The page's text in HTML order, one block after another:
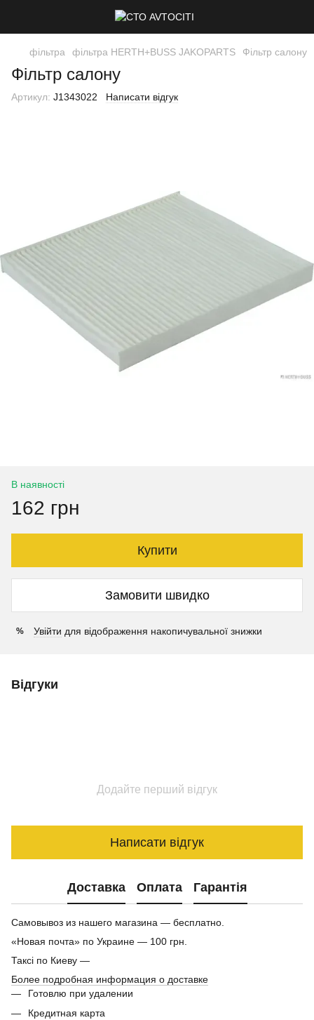
фільтра фільтра HERTH+BUSS JAKOPARTS Фільтр салону
Фільтр салону
Артикул: J1343022 Написати відгук
В наявності
162 грн
Купити
Замовити швидко
% Увійти для відображення накопичувальної знижки
Відгуки
Додайте перший відгук
Написати відгук
Доставка Оплата Гарантія
Самовывоз из нашего магазина — бесплатно.
«Новая почта» по Украине — 100 грн.
Таксі по Киеву —
Более подробная информация о доставке
Готовлю при удалении
Кредитная карта